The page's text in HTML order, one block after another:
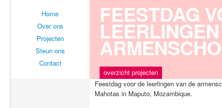
Home
Over ons
Projecten
Steun ons
Contact
FEESTDAG
overzicht projecten
Feestdag voor de leerlingen van de
Mahotas in Maputo, Mozambique.